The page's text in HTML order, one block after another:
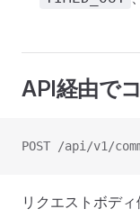
API経由で
POST /api/v1/
リクエストボディ